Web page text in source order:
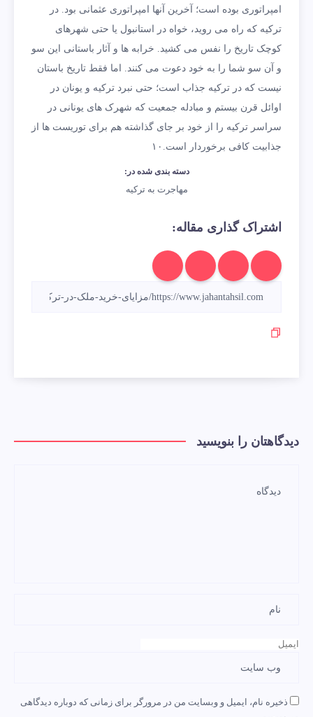
امپراتوری بوده است؛ آخرین آنها امپراتوری عثمانی بود. در
ترکیه که راه می روید، خواه در استانبول یا حتی شهرهای
کوچک تاریخ را نفس می کشید. خرابه ها و آثار باستانی این سو
و آن سو شما را به خود دعوت می کنند. اما فقط تاریخ باستان
نیست که در ترکیه جذاب است؛ حتی نبرد ترکیه و یونان در
اوائل قرن بیستم و مبادله جمعیت که شهرک های یونانی در
سراسر ترکیه را از خود بر جای گذاشته هم برای توریست ها از
جذابیت کافی برخوردار است.۱۰
دسته بندی شده در:
مهاجرت به ترکیه
اشتراک گذاری مقاله:
دیدگاهتان را بنویسید
ذخیره نام، ایمیل و وبسایت من در مرورگر برای زمانی که دوباره دیدگاهی